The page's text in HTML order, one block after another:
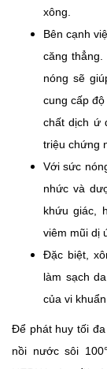
xông.
Bên cạnh
căng
nóng sẽ
cung cấp
chất dịch ứ
triệu chứng
Với sức
nhức và
khứu giác,
viêm mũi dị
Đặc biệt,
làm sạch
của vi
Để phát huy tối
nồi nước sôi